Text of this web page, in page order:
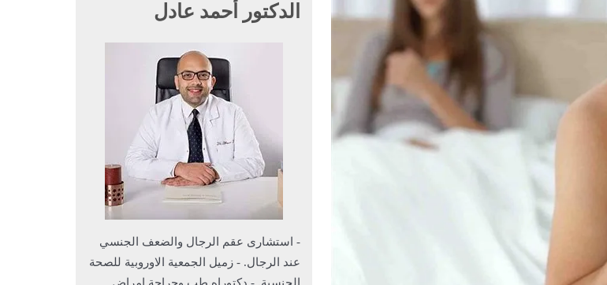
الدكتور أحمد عادل
- استشارى عقم الرجال والضعف الجنسي
عند الرجال. - زميل الجمعية الاوروبية للصحة